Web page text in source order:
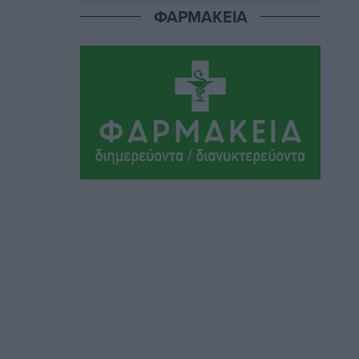
βάσανα της προετοιμασίας
πριν 11 ώρες
Εθνικός Αρχίπολης: Μεγάλο βήμα
προόδου η ίδρυση Ακαδημίας
ΦΑΡΜΑΚΕΙΑ